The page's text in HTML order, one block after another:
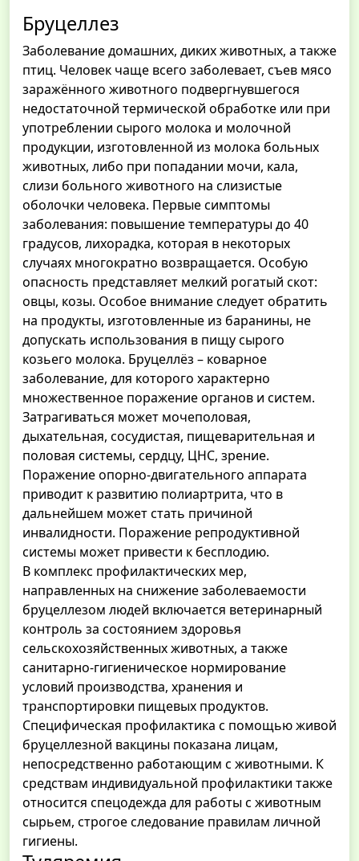
Бруцеллез
Заболевание домашних, диких животных, а также
птиц. Человек чаще всего заболевает, съев мясо
заражённого животного подвергнувшегося
недостаточной термической обработке или при
употреблении сырого молока и молочной
продукции, изготовленной из молока больных
животных, либо при попадании мочи, кала,
слизи больного животного на слизистые
оболочки человека. Первые симптомы
заболевания: повышение температуры до 40
градусов, лихорадка, которая в некоторых
случаях многократно возвращается. Особую
опасность представляет мелкий рогатый скот:
овцы, козы. Особое внимание следует обратить
на продукты, изготовленные из баранины, не
допускать использования в пищу сырого
козьего молока. Бруцеллёз – коварное
заболевание, для которого характерно
множественное поражение органов и систем.
Затрагиваться может мочеполовая,
дыхательная, сосудистая, пищеварительная и
половая системы, сердцу, ЦНС, зрение.
Поражение опорно-двигательного аппарата
приводит к развитию полиартрита, что в
дальнейшем может стать причиной
инвалидности. Поражение репродуктивной
системы может привести к бесплодию.
В комплекс профилактических мер,
направленных на снижение заболеваемости
бруцеллезом людей включается ветеринарный
контроль за состоянием здоровья
сельскохозяйственных животных, а также
санитарно-гигиеническое нормирование
условий производства, хранения и
транспортировки пищевых продуктов.
Специфическая профилактика с помощью живой
бруцеллезной вакцины показана лицам,
непосредственно работающим с животными. К
средствам индивидуальной профилактики также
относится спецодежда для работы с животным
сырьем, строгое следование правилам личной
гигиены.